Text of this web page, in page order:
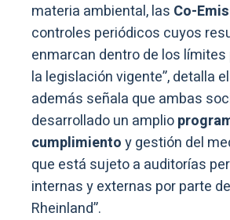
materia ambiental, las Co-
controles periódicos cuyos
enmarcan dentro de los
la legislación vigente”, detalla
además señala que ambas
desarrollado un amplio
cumplimientoy gestión del
que está sujeto a auditorías
internas y externas por parte
Rheinland”.